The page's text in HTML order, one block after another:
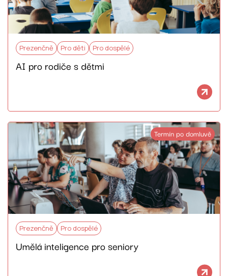
Prezenčně Pro děti Pro dospělé
AI pro rodiče s dětmi
Termín po domluvě
Prezenčně Pro dospělé
Umělá inteligence pro seniory